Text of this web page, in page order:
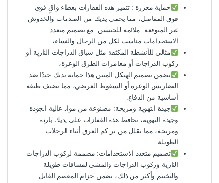
حماية معززة : تتميز هذه القفازات بغطاء واقٍ قوي
فوق المفاصل، مما يحمي يديك من الصدمات والخدوش
غير المتوقعة. ملائمة للجنسين: مع تصميم متعدد
الاستخدامات مناسب لكل من الرجال والنساء،
مثالي للأنشطة المكثفة مثل سباق الدراجات النارية أو
ركوب الدراجات أو مغامرات الطرق الوعرة،
يضمن تصميم الهيكل المتين هذا حماية يديك جيدًا ضد
التضاريس الوعرة أو السقوط العرضي، مما يضيف طبقة
أساسية من الدفاع.
جيدة التهوية ومريحة: مصنوعة من مواد عالية الجودة
وجيدة التهوية، تحافظ هذه القفازات على يديك باردة
ومريحة، مما يقلل من تراكم العرق أثناء الرحلات
الطويلة.
تصميم متعدد الاستخدامات: مصممة لركوب الدراجات
النارية وركوب الدراجات والمشي لمسافات طويلة
والتخييم وأكثر من ذلك، يضمن حزام المعصم القابل